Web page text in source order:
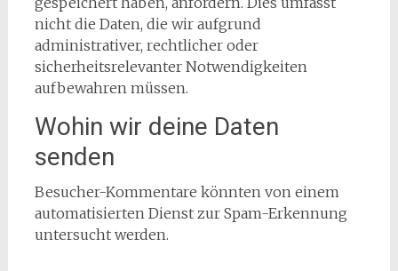
nicht die Daten, die wir aufgrund
administrativer, rechtlicher oder
sicherheitsrelevanter Notwendigkeiten
aufbewahren müssen.
Wohin wir deine Daten
senden
Besucher-Kommentare könnten von einem
automatisierten Dienst zur Spam-Erkennung
untersucht werden.